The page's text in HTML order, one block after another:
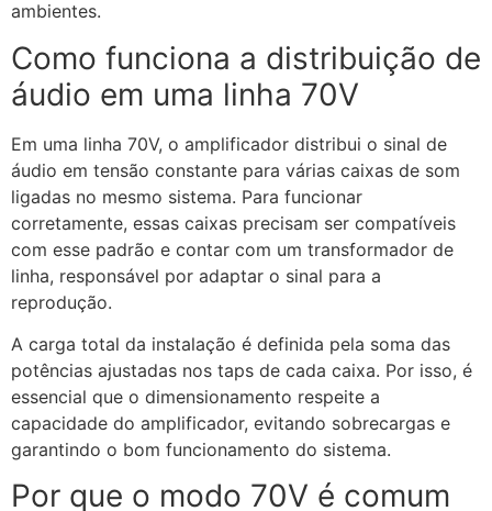
ambientes.
Como funciona a distribuição de
áudio em uma linha 70V
Em uma linha 70V, o amplificador distribui o sinal de
áudio em tensão constante para várias caixas de som
ligadas no mesmo sistema. Para funcionar
corretamente, essas caixas precisam ser compatíveis
com esse padrão e contar com um transformador de
linha, responsável por adaptar o sinal para a
reprodução.
A carga total da instalação é definida pela soma das
potências ajustadas nos taps de cada caixa. Por isso, é
essencial que o dimensionamento respeite a
capacidade do amplificador, evitando sobrecargas e
garantindo o bom funcionamento do sistema.
Por que o modo 70V é comum